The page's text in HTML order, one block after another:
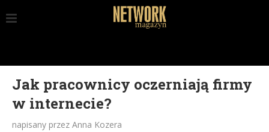
Jak pracownicy oczerniają firmy
w internecie?
napisany przez Anna Kozera